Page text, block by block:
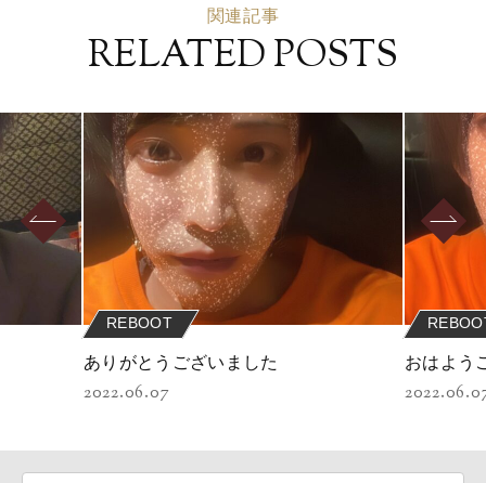
関連記事
RELATED POSTS
REBOOT
ありがとうございました
2022.06.07
おはよう